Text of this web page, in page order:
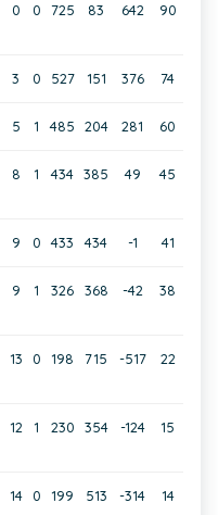
0 0 725 83 642 90
3 0 527 151 376 74
5 1 485 204 281 60
8 1 434 385 49 45
9 0 433 434 -1 41
9 1 326 368 -42 38
13 0 198 715 -517 22
12 1 230 354 -124 15
14 0 199 513 -314 14